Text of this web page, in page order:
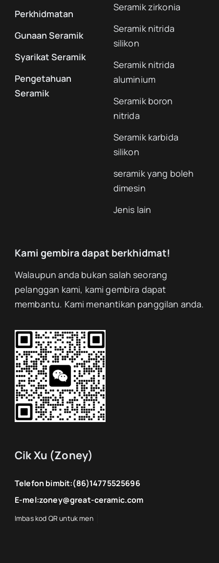
Perkhidmatan
Gunaan Seramik
Syarikat Seramik
Pengetahuan
Seramik
Seramik zirkonia
Seramik nitrida
silikon
Seramik nitrida
aluminium
Seramik boron
nitrida
Seramik karbida
silikon
seramik yang boleh
dimesin
Jenis lain
Kami gembira dapat berkhidmat!
Walaupun anda bukan salah seorang
pelanggan kami, kami gembira dapat
membantu. Kami menantikan panggilan anda.
Cik Xu (Zoney)
Telefon bimbit:(86)14775525696
E-mel:zoney@great-ceramic.com